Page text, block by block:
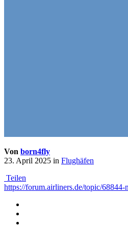
Von born4fly
23. April 2025 in Flughäfen
Teilen
https://forum.airliners.de/topic/